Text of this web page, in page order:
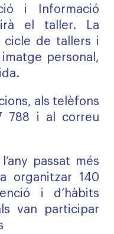
i Informació
el taller. La
de tallers i
personal,
als telèfons
788 i al correu
passat més
organitzar 140
i d’hàbits
van participar